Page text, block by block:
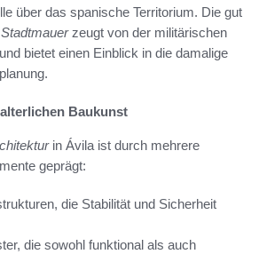
über das spanische Territorium. Die gut
zeugt von der militärischen
bietet einen Einblick in die damalige
Baukunst
in Ávila ist durch mehrere
geprägt:
die Stabilität und Sicherheit
die sowohl funktional als auch